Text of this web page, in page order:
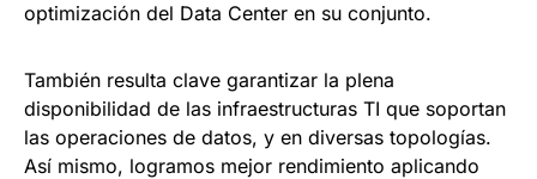
optimización del Data Center en su conjunto.
También resulta clave garantizar la plena
disponibilidad de las infraestructuras TI que soportan
las operaciones de datos, y en diversas topologías.
Así mismo, logramos mejor rendimiento aplicando